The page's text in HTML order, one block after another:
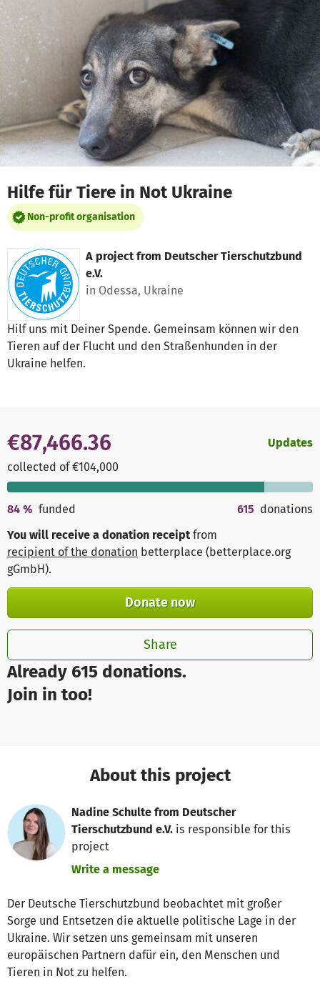
Skip to main content
Show accessibility statement
Hilfe für Tiere in Not Ukraine
Non-profit organisation
A project from Deutscher Tierschutzbund
e.V.
in Odessa, Ukraine
Hilf uns mit Deiner Spende. Gemeinsam können wir den
Tieren auf der Flucht und den Straßenhunden in der
Ukraine helfen.
Already 615 donations.
Join in too!
€87,466.36
collected of €104,000
Updates
84 % funded 615 donations
You will receive a donation receipt from
recipient of the donation betterplace (betterplace.org
gGmbH).
Donate now
Share
About this project
Nadine Schulte from Deutscher
Tierschutzbund e.V. is responsible for this
project
Write a message
Der Deutsche Tierschutzbund beobachtet mit großer
Sorge und Entsetzen die aktuelle politische Lage in der
Ukraine. Wir setzen uns gemeinsam mit unseren
europäischen Partnern dafür ein, den Menschen und
Tieren in Not zu helfen.